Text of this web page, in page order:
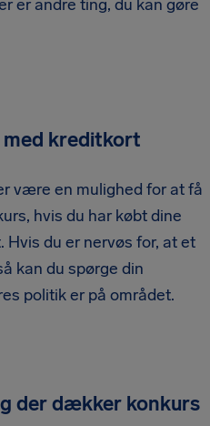
er andre ting, du kan gøre
med kreditkort
være en mulighed for at få
hvis du har købt dine
du er nervøs for, at et
kan du spørge din
politik er på området.
der dækker konkurs